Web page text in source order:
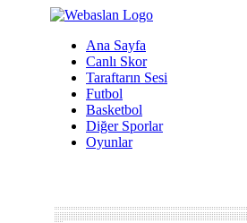
Ana Sayfa
Canlı Skor
Taraftarın Sesi
Futbol
Basketbol
Diğer Sporlar
Oyunlar